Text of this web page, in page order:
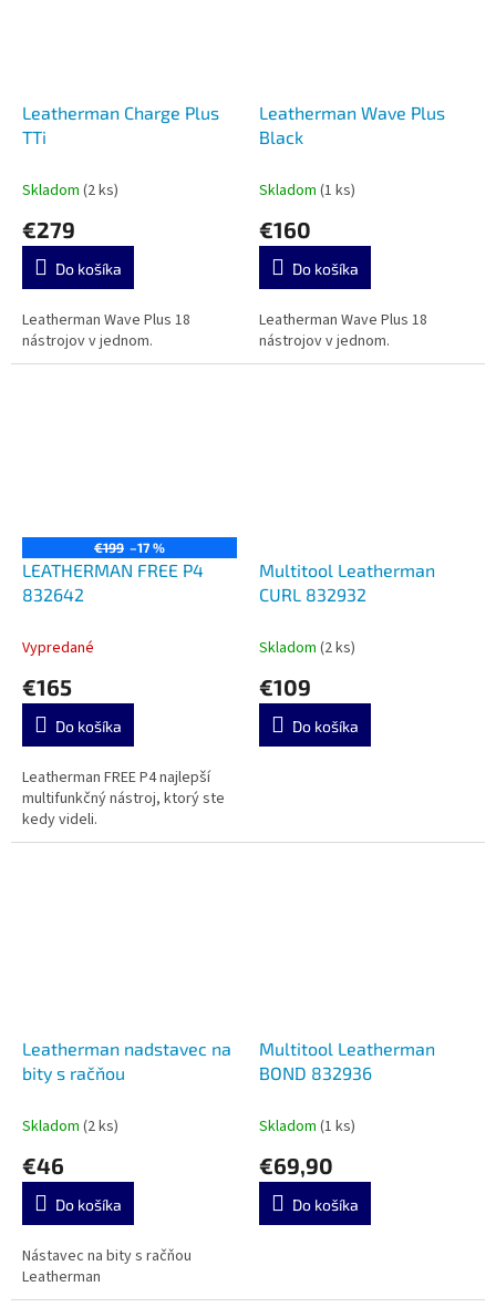
Leatherman Charge Plus
TTi
Skladom (2 ks)
€279
Do košíka
Leatherman Wave Plus 18
nástrojov v jednom.
Leatherman Wave Plus
Black
Skladom (1 ks)
€160
Do košíka
Leatherman Wave Plus 18
nástrojov v jednom.
€199 –17 %
LEATHERMAN FREE P4
832642
Vypredané
€165
Do košíka
Leatherman FREE P4 najlepší
multifunkčný nástroj, ktorý ste
kedy videli.
Multitool Leatherman
CURL 832932
Skladom (2 ks)
€109
Do košíka
Leatherman nadstavec na
bity s račňou
Skladom (2 ks)
€46
Do košíka
Nástavec na bity s račňou
Leatherman
Multitool Leatherman
BOND 832936
Skladom (1 ks)
€69,90
Do košíka